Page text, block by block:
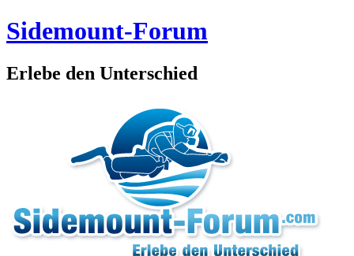
Sidemount-Forum
Erlebe den Unterschied